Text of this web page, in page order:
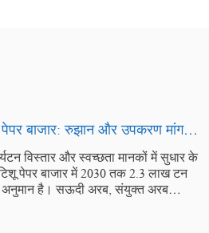
मध्य पूर्व में टिशू पेपर बाजार: रुझान और उपकरण मांग 2026-2030
विस्तार और स्वच्छता मानकों में सुधार के
पेपर बाजार में 2030 तक 2.3 लाख टन
अनुमान है। सऊदी अरब, संयुक्त अरब
कतर जैसे देश स्थानीय स्तर पर कागज
भारी निवेश कर रहे हैं।